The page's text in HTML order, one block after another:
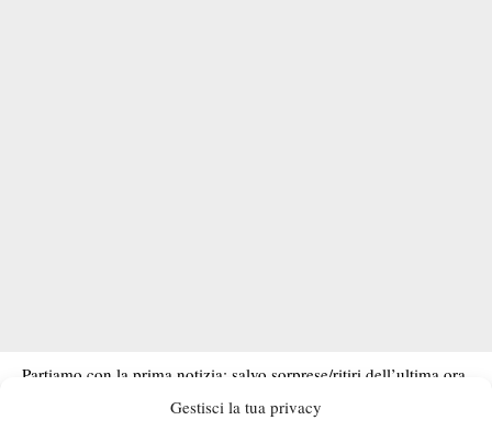
Gestisci la tua privacy
Partiamo con la prima notizia: salvo sorprese/ritiri dell’ultima ora,
non ci saranno in palio inviti per i due main draws.